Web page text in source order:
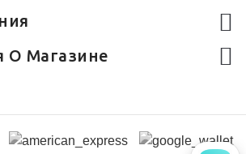
О Магазине